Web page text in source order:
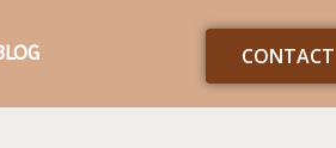
CONTACT